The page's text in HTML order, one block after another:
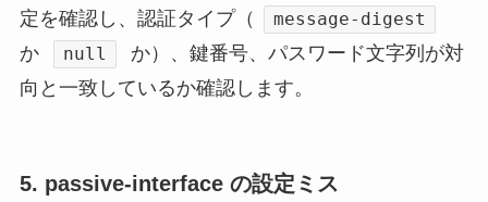
定を確認し、認証タイプ（
message-digest
か null
か）、鍵番号、パスワード文字列が対
向と一致しているか確認します。
5. passive-interface の設定ミス